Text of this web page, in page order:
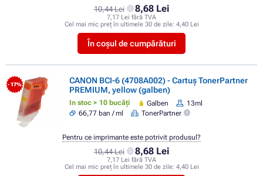
10,44 Lei 8,68 Lei
7,17 Lei fără TVA
Cel mai mic preț în ultimele 30 de zile: 4,40 Lei
În coșul de cumpărături
- 17%
CANON BCI-6 (4708A002) - Cartuș TonerPartner
PREMIUM, yellow (galben)
In stoc > 10 bucăți Galben
13ml
66,77 ban / ml
TonerPartner
10,44 Lei 8,68 Lei
7,17 Lei fără TVA
Cel mai mic preț în ultimele 30 de zile: 4,40 Lei
Pentru ce imprimante este potrivit produsul?